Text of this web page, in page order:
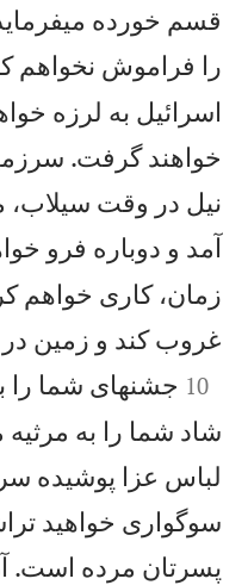
قسم خورده
را فراموش نخواهم
اسرائيل به لرزه
خواهند گرفت.
نيل در وقت سيلاب،
آمد و دوباره فرو
زمان، كاری خواهم
غروب كند و زمين

10 جشنهای شما را
شاد شما را به
لباس عزا پوشيده
سوگواری خواهيد
پسرتان مرده است.